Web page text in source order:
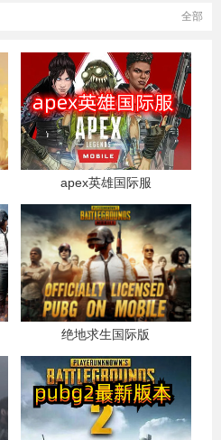
全部
apex英雄国际服
绝地求生国际版